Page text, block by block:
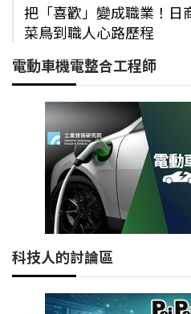
把「喜歡」變成職業！日
菜鳥到職人心路歷程
電動車機電整合工程師
科技人的討論區